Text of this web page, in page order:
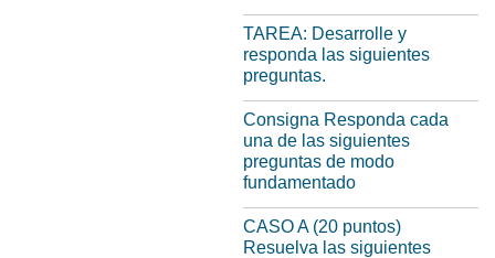
TAREA: Desarrolle y
responda las siguientes
preguntas.
Consigna Responda cada
una de las siguientes
preguntas de modo
fundamentado
CASO A (20 puntos)
Resuelva las siguientes